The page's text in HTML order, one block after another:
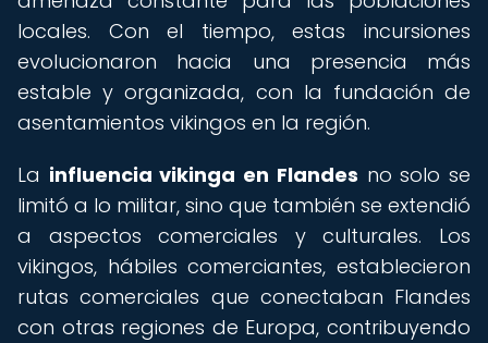
locales. Con el tiempo, estas incursiones
evolucionaron hacia una presencia más
estable y organizada, con la fundación de
asentamientos vikingos en la región.
La influencia vikinga en Flandes no solo se
limitó a lo militar, sino que también se extendió
a aspectos comerciales y culturales. Los
vikingos, hábiles comerciantes, establecieron
rutas comerciales que conectaban Flandes
con otras regiones de Europa, contribuyendo